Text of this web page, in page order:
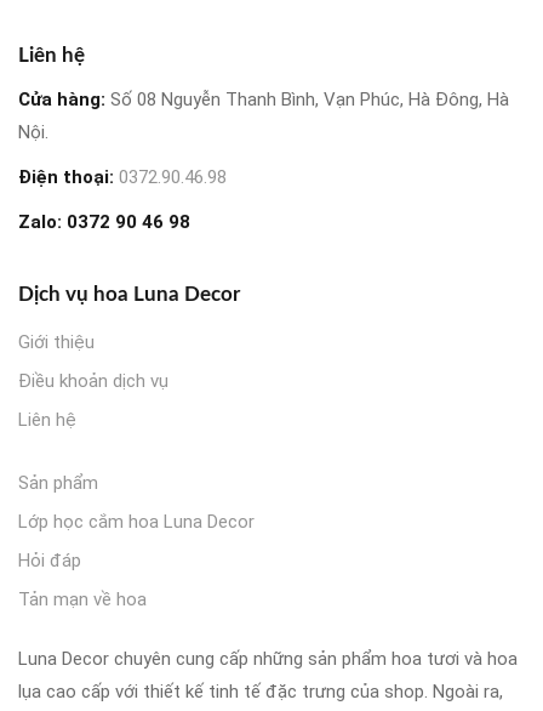
Liên hệ
Cửa hàng: Số 08 Nguyễn Thanh Bình, Vạn Phúc, Hà Đông, Hà
Nội.
Điện thoại: 0372.90.46.98
Zalo: 0372 90 46 98
Dịch vụ hoa Luna Decor
Giới thiệu
Điều khoản dịch vụ
Liên hệ
Sản phẩm
Lớp học cắm hoa Luna Decor
Hỏi đáp
Tản mạn về hoa
Luna Decor chuyên cung cấp những sản phẩm hoa tươi và hoa
lụa cao cấp với thiết kế tinh tế đặc trưng của shop. Ngoài ra,